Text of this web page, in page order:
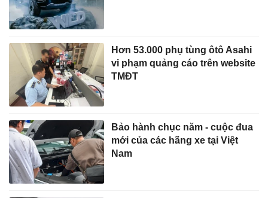
Hơn 53.000 phụ tùng ôtô Asahi
vi phạm quảng cáo trên website
TMĐT
Bảo hành chục năm - cuộc đua
mới của các hãng xe tại Việt
Nam